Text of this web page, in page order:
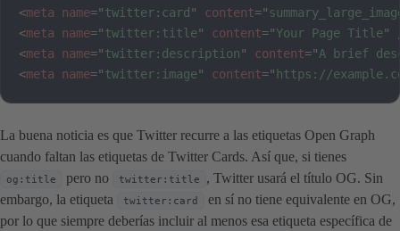
<meta name="twitter:card " content="
<meta name="twitter:title" content="Your Page Title"
<meta name="twitter:description" content="A brief
<meta name="twitter:image" content=" https://
La buena noticia es que Twitter recurre a las etiquetas Open Graph
cuando faltan las etiquetas de Twitter Cards. Así que, si tienes
og:title pero no twitter:title
, Twitter usará el título OG. Sin
embargo, la etiqueta
twitter:card
en sí no tiene equivalente en OG,
por lo que siempre deberías incluir al menos esa etiqueta específica de